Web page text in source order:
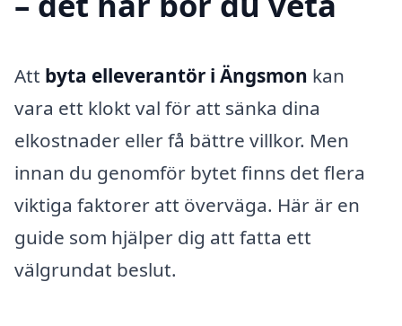
Att byta elleverantör i Ängsmon kan
vara ett klokt val för att sänka dina
elkostnader eller få bättre villkor. Men
innan du genomför bytet finns det flera
viktiga faktorer att överväga. Här är en
guide som hjälper dig att fatta ett
välgrundat beslut.